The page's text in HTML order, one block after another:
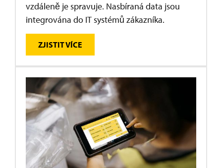
vzdáleně je spravuje. Nasbíraná data jsou
integrována do IT systémů zákazníka.
ZJISTIT VÍCE